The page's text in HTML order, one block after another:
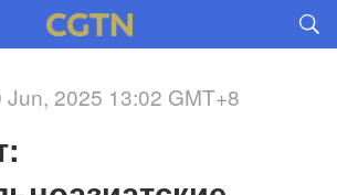
Jun, 2025 13:02 GMT+8